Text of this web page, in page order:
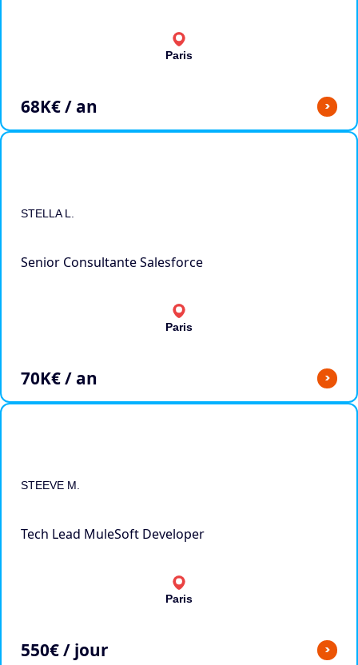
Paris
68K€ / an >
STELLA L.
Senior Consultante Salesforce
Paris
70K€ / an >
STEEVE M.
Tech Lead MuleSoft Developer
Paris
550€ / jour >